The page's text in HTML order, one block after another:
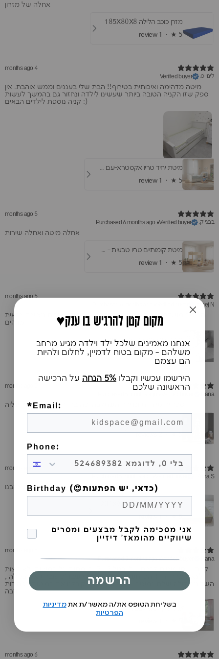
אחלה של מזרון
מזרן כוכב הלילה 185X80X8
5
★ ·
1 review
4 months ago
לינוי ס.
Verified buyer
מיטה מדהימה ואיכותית בטירוף!! הבת שלי בעננים וממש אוהבת. אין
ספק שזו הקניה הטובה ביותר שעשינו לילדה ונחזור גם בהמשך לעשות
קניה נוספת לילדים הבאים :)
מיטת יחיד טריו אקסטרא-עם מיטת חבר ומגירות
5
★ ·
1 review
5 months ago
בנצי ק.
Verified buyer
•
Purchased 6 months ago
​אחלה מיטה ואחלה שירות
מיטת קומותיים טריו טבעית - עם שתי מיטות חבר
5
★ ·
1 review
5 months ago
areej N.
המיטה מושלמת, מתאימה בול לחדר של הילדה, איכות מצוינת ונראית
מדהים
מיטת חבר/מגירת אחסון מיטת אריק
1
★ ·
1 review
Rana
ספרייה מיוחדת ונדירה השתלבה יפה בחדר והילדות עפות עליה
ספרייה קידי לבנה
5
★ ·
2 reviews
5 months ago
Rana S.
מזרן נוח אהבנו
מזרן אורגני פלוס 200X90X14
5
★ ·
1 review
Rana
Verified buyer
•
Purchased 5 months ago
קניתי שתי מיטות לבנות שלי בגיל 5 ו 7. הן מתות על המיטות. לא רוצות
לצאת מהחדר :) והכי חשוב שהקטנה שלי שבד״כ עוברת אלי בלילה ,
השלימה לילה שלם במיטה. השירות מהמם וקיבלנו את המיטות במהירות
מיטת קאסמי לבנה
6 months ago
♥️מקום קטן להרגיש בו ענק
אנחנו מאמינים שלכל ילד וילדה מגיע מרחב
משלהם - מקום בטוח לדמיין, לחלום ולהיות
הם עצמם
הירשמו עכשיו וקבלו 5% הנחה
על הרכישה
הראשונה שלכם
*Email:
Phone:
Birthday (😍כדאי, יש הפתעות)
הסכמה לקבל מבצעים
אני מסכימה לקבל מבצעים ומסרים
שיווקיים מהומאז' דיזיין
הרשמה
בשליחת הטופס את/ה מאשר/ת אתמדיניות
הפרטיות